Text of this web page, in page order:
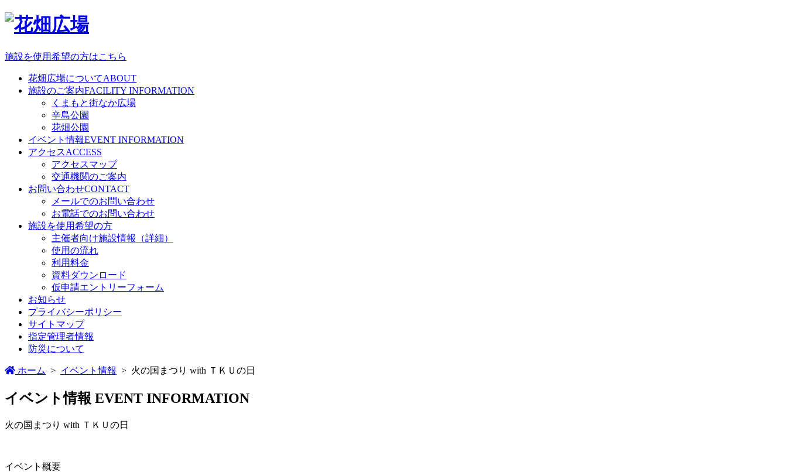
施設を使用希望の方はこちら
花畑広場についてABOUT
施設のご案内FACILITY INFORMATION
くまもと街なか広場
辛島公園
花畑公園
イベント情報EVENT INFORMATION
アクセスACCESS
アクセスマップ
交通機関のご案内
お問い合わせCONTACT
メールでのお問い合わせ
お電話でのお問い合わせ
施設を使用希望の方
主催者向け施設情報（詳細）
使用の流れ
利用料金
資料ダウンロード
仮申請エントリーフォーム
お知らせ
プライバシーポリシー
サイトマップ
指定管理者情報
防災について
ホーム > イベント情報 > 火の国まつり with ＴＫＵの日
イベント情報 EVENT INFORMATION
火の国まつり with ＴＫＵの日
イベント概要